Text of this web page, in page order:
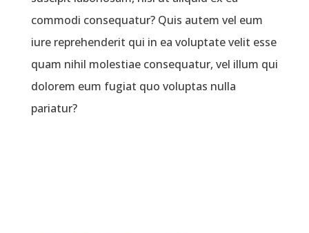
commodi consequatur? Quis autem vel eum
iure reprehenderit qui in ea voluptate velit esse
quam nihil molestiae consequatur, vel illum qui
dolorem eum fugiat quo voluptas nulla
pariatur?